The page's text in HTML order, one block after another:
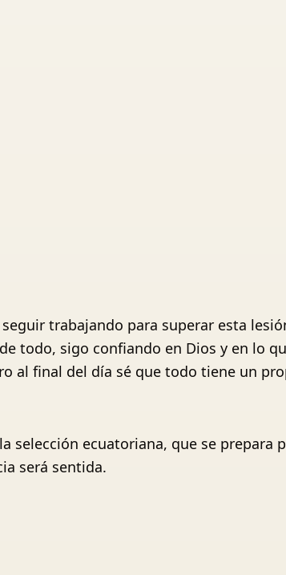
trabajando para superar esta
todo, sigo confiando en Dios y en lo
al final del día sé que todo tiene un
selección ecuatoriana, que se prepara
será sentida.